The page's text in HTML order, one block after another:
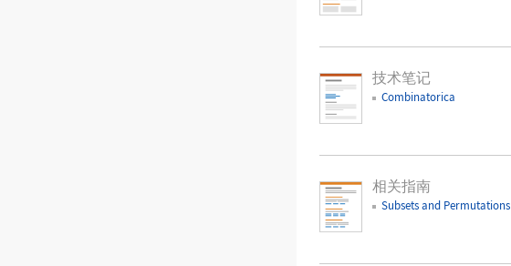
技术笔记
Combinatorica
相关指南
Subsets and Permutations